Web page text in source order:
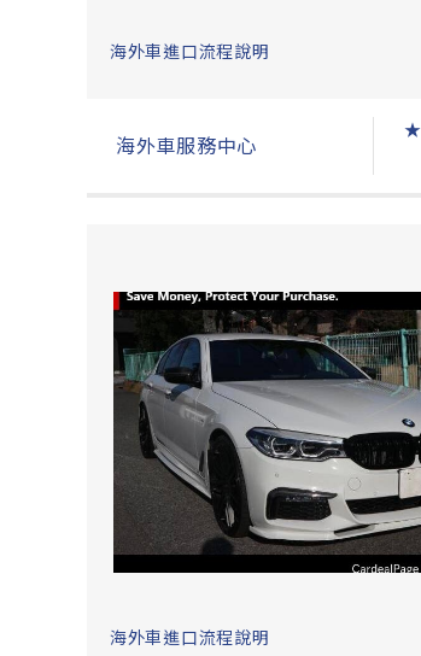
海外車進口流程說明
海外車服務中心
★
海外車進口流程說明